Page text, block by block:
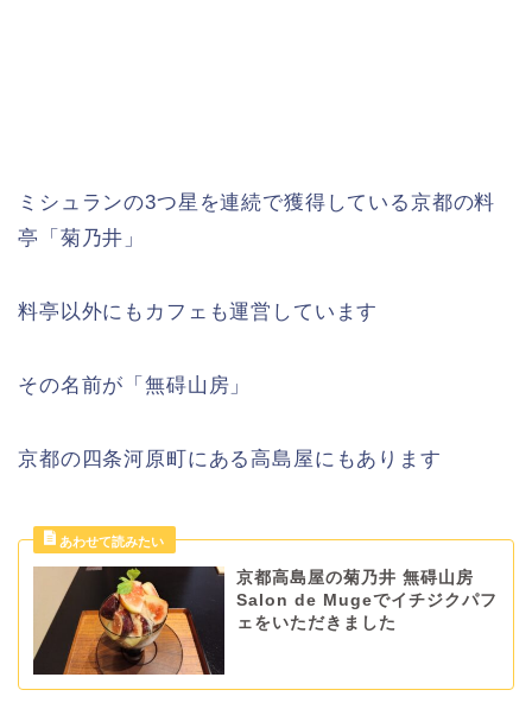
ミシュランの3つ星を連続で獲得している京都の料
亭「菊乃井」
料亭以外にもカフェも運営しています
その名前が「無碍山房」
京都の四条河原町にある高島屋にもあります
京都高島屋の菊乃井 無碍山房
Salon de Mugeでイチジクパフ
ェをいただきました